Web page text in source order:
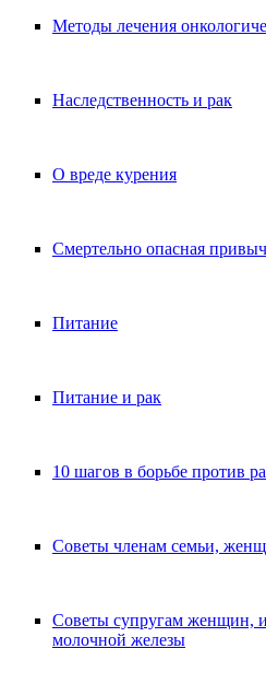
Методы лечения
Наследственность и рак
О вреде курения
Смертельно опасная
Питание
Питание и рак
10 шагов в борьбе против
Советы членам семьи,
Советы супругам женщин,
молочной железы